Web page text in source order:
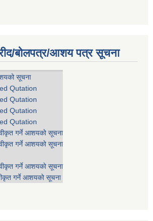
बोलपत्र/आशय पत्र सूचना
सूचना
Qutation
Qutation
Qutation
Qutation
गर्ने आशयको सूचना
गर्ने आशयको सूचना
गर्ने आशयको सूचना
गर्ने आशयको सूचना